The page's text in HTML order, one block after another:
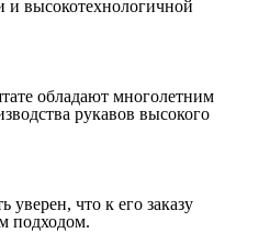
и высокотехнологичной
обладают многолетним
рукавов высокого
что к его заказу
подходом.